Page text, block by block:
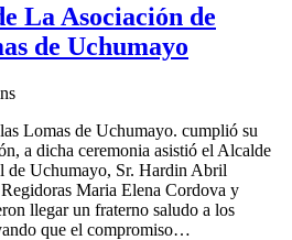
La Asociación de
de Uchumayo
Lomas de Uchumayo. cumplió su
a dicha ceremonia asistió el Alcalde
de Uchumayo, Sr. Hardin Abril
Maria Elena Cordova y
llegar un fraterno saludo a los
que el compromiso…